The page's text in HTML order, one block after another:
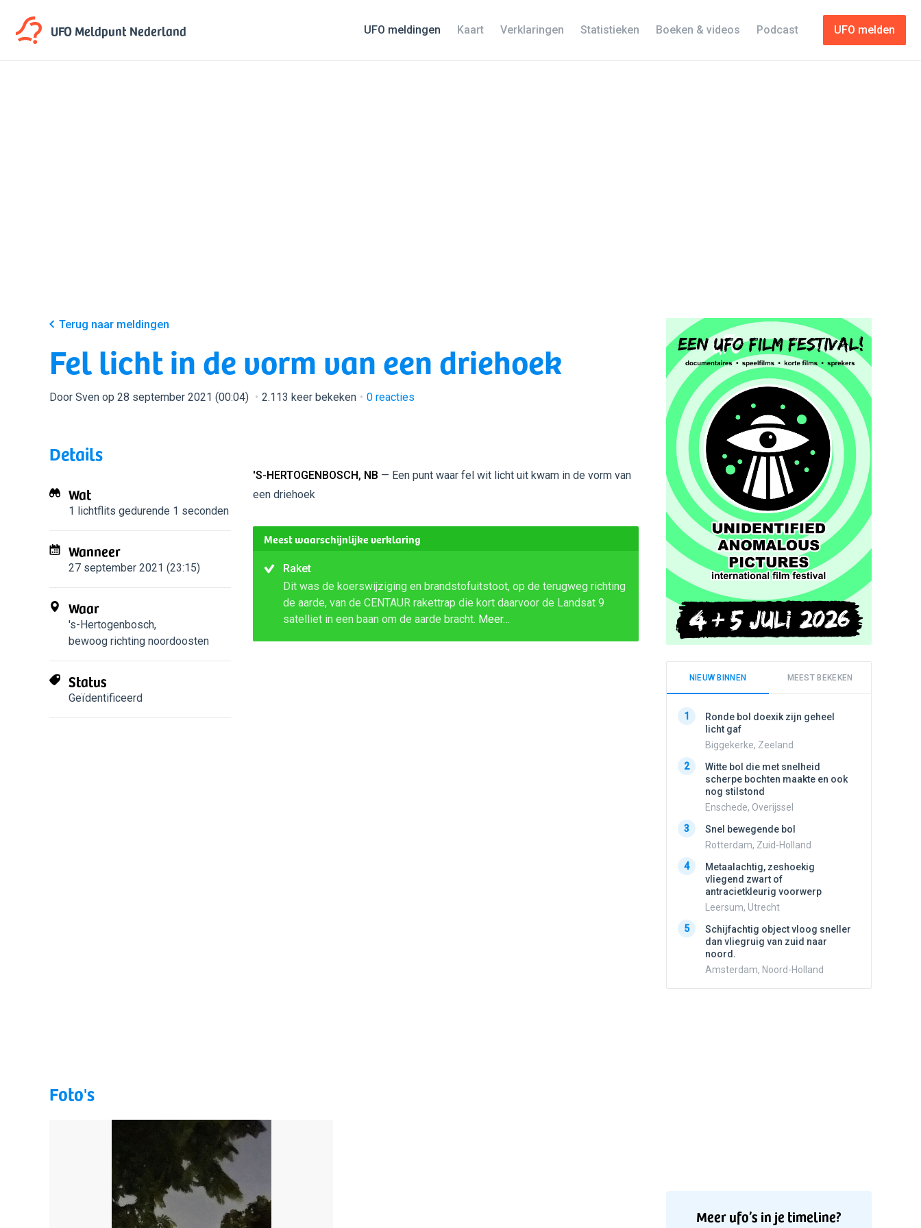
UFO MeldpuntNederland UFO melden
UFO meldingen Kaart Verklaringen Statistieken Boeken & videos Podcast
Terug naar meldingen
Fel licht in de vorm van een driehoek
Door Sven op 28 september 2021 (00:04) 2.113 keer bekeken 0 reacties
Details
Wat
1 lichtflits gedurende 1 seconden
Wanneer
27 september 2021 (23:15)
Waar
's-Hertogenbosch,
bewoog richting noordoosten
Status
Geïdentificeerd
'S-HERTOGENBOSCH, NB — Een punt waar fel wit licht uit kwam in de vorm van
een driehoek
Meest waarschijnlijke verklaring
Raket
Dit was de koerswijziging en brandstofuitstoot, op de terugweg richting
de aarde, van de CENTAUR rakettrap die kort daarvoor de Landsat 9
satelliet in een baan om de aarde bracht. Meer…
Foto's
NIEUW BINNEN MEEST BEKEKEN
1
Ronde bol doexik zijn geheel
licht gaf
Biggekerke, Zeeland
2
Witte bol die met snelheid
scherpe bochten maakte en ook
nog stilstond
Enschede, Overijssel
3
Snel bewegende bol
Rotterdam, Zuid-Holland
4
Metaalachtig, zeshoekig
vliegend zwart of
antracietkleurig voorwerp
Leersum, Utrecht
5
Schijfachtig object vloog sneller
dan vliegruig van zuid naar
noord.
Amsterdam, Noord-Holland
Meer ufo’s in je timeline?